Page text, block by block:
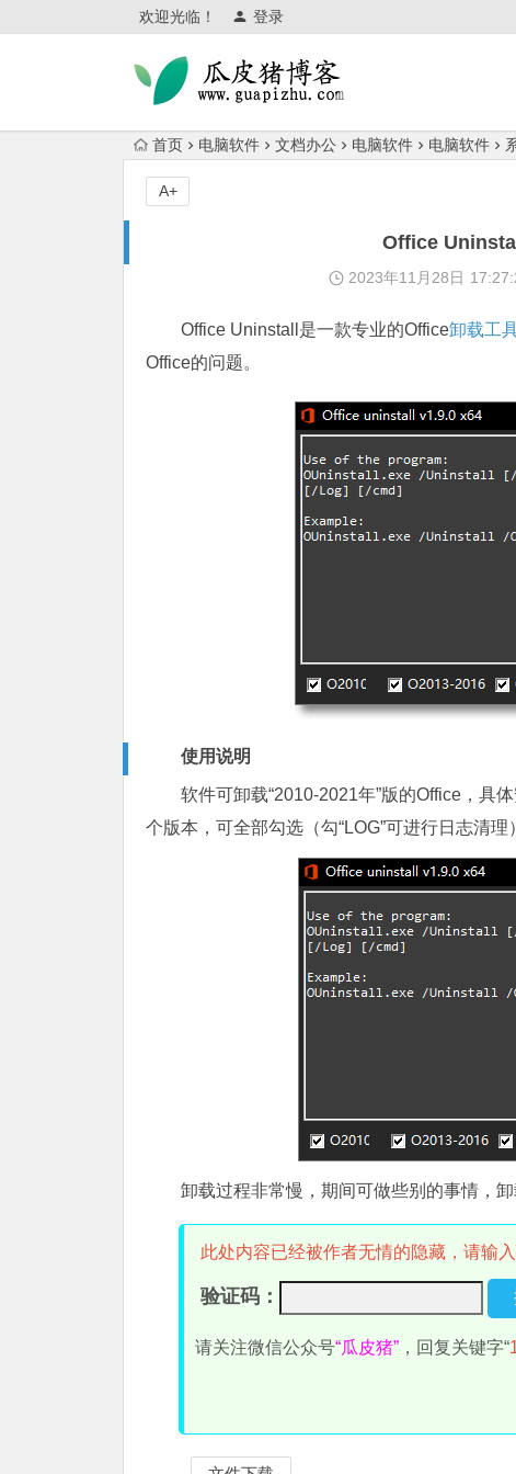
欢迎光临！ 登录
首页 电脑软件 文档办公 电脑软件 电脑软件
Office
2023年11月28日
Office Uninstall是一款专业的Office卸载工
Office的问题。
使用说明
软件可卸载“2010-2021年”版的Office，具
个版本，可全部勾选 （勾“LOG”可进行日志清理）
卸载过程非常慢，期间可做些别的事情，
此处内容已经被作者无情的隐藏，请输
验证码：
请关注微信公众号“瓜皮猪” ，回复关键字“
A+